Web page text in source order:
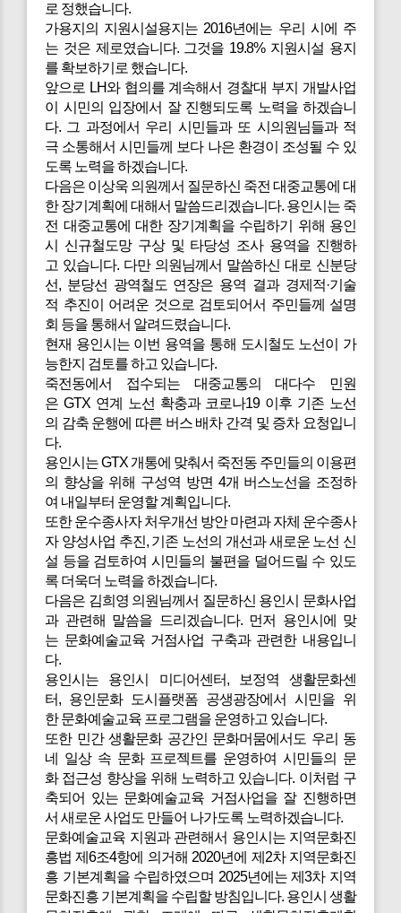
로 정했습니다.
가용지의 지원시설용지는 2016년에는 우리 시에 주
는 것은 제로였습니다. 그것을 19.8% 지원시설 용지
를 확보하기로 했습니다.
앞으로 LH와 협의를 계속해서 경찰대 부지 개발사업
이 시민의 입장에서 잘 진행되도록 노력을 하겠습니
다. 그 과정에서 우리 시민들과 또 시의원님들과 적
극 소통해서 시민들께 보다 나은 환경이 조성될 수 있
도록 노력을 하겠습니다.
다음은 이상욱 의원께서 질문하신 죽전 대중교통에 대
한 장기계획에 대해서 말씀드리겠습니다. 용인시는 죽
전 대중교통에 대한 장기계획을 수립하기 위해 용인
시 신규철도망 구상 및 타당성 조사 용역을 진행하
고 있습니다. 다만 의원님께서 말씀하신 대로 신분당
선, 분당선 광역철도 연장은 용역 결과 경제적·기술
적 추진이 어려운 것으로 검토되어서 주민들께 설명
회 등을 통해서 알려드렸습니다.
현재 용인시는 이번 용역을 통해 도시철도 노선이 가
능한지 검토를 하고 있습니다.
죽전동에서 접수되는 대중교통의 대다수 민원
은 GTX 연계 노선 확충과 코로나19 이후 기존 노선
의 감축 운행에 따른 버스 배차 간격 및 증차 요청입니
다.
용인시는 GTX 개통에 맞춰서 죽전동 주민들의 이용편
의 향상을 위해 구성역 방면 4개 버스노선을 조정하
여 내일부터 운영할 계획입니다.
또한 운수종사자 처우개선 방안 마련과 자체 운수종사
자 양성사업 추진, 기존 노선의 개선과 새로운 노선 신
설 등을 검토하여 시민들의 불편을 덜어드릴 수 있도
록 더욱더 노력을 하겠습니다.
다음은 김희영 의원님께서 질문하신 용인시 문화사업
과 관련해 말씀을 드리겠습니다. 먼저 용인시에 맞
는 문화예술교육 거점사업 구축과 관련한 내용입니
다.
용인시는 용인시 미디어센터, 보정역 생활문화센
터, 용인문화 도시플랫폼 공생광장에서 시민을 위
한 문화예술교육 프로그램을 운영하고 있습니다.
또한 민간 생활문화 공간인 문화머뭄에서도 우리 동
네 일상 속 문화 프로젝트를 운영하여 시민들의 문
화 접근성 향상을 위해 노력하고 있습니다. 이처럼 구
축되어 있는 문화예술교육 거점사업을 잘 진행하면
서 새로운 사업도 만들어 나가도록 노력하겠습니다.
문화예술교육 지원과 관련해서 용인시는 지역문화진
흥법 제6조4항에 의거해 2020년에 제2차 지역문화진
흥 기본계획을 수립하였으며 2025년에는 제3차 지역
문화진흥 기본계획을 수립할 방침입니다. 용인시 생활